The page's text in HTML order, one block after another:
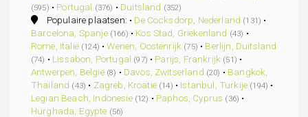
(595) • Portugal (376) • Duitsland (352)
Populaire plaatsen: • De Cocksdorp, Nederland (131) •
Barcelona, Spanje (166) • Kos Stad, Griekenland (43) •
Rome, Italië (124) •Wenen, Oostenrijk (75) • Berlijn, Duitsland
(74) • Lissabon, Portugal (97) • Parijs, Frankrijk (51) •
Antwerpen, België (8) • Davos, Zwitserland (20) • Bangkok,
Thailand (43) • Zagreb, Kroatië (14) • Istanbul, Turkije (194) •
Legian Beach, Indonesie (12) • Paphos, Cyprus (36) •
Hurghada, Egypte (56)